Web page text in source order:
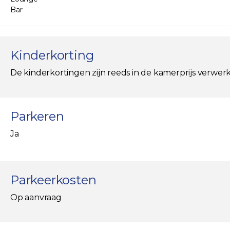
Bar
Kinderkorting
De kinderkortingen zijn reeds in de kamerprijs
Parkeren
Ja
Parkeerkosten
Op aanvraag